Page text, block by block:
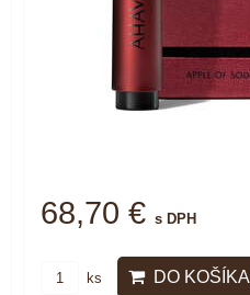
68,70 € s DPH
ks DO KOŠÍKA